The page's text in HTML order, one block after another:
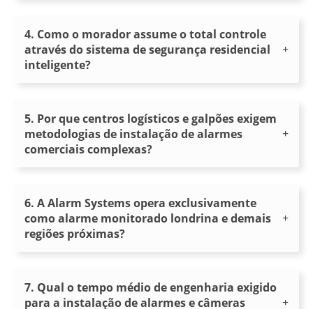
4. Como o morador assume o total controle
através do sistema de segurança residencial
inteligente?
5. Por que centros logísticos e galpões exigem
metodologias de instalação de alarmes
comerciais complexas?
6. A Alarm Systems opera exclusivamente
como alarme monitorado londrina e demais
regiões próximas?
7. Qual o tempo médio de engenharia exigido
para a instalação de alarmes e câmeras